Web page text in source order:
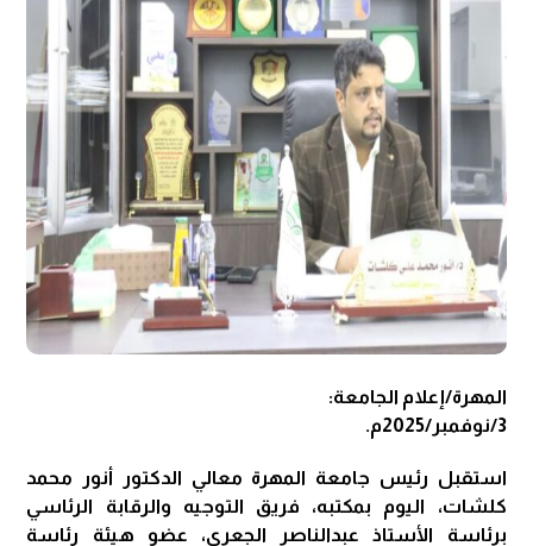
المهرة/إعلام الجامعة:
3/نوفمبر/2025م.
استقبل رئيس جامعة المهرة معالي الدكتور أنور محمد
كلشات، اليوم بمكتبه، فريق التوجيه والرقابة الرئاسي
برئاسة الأستاذ عبدالناصر الجعري، عضو هيئة رئاسة